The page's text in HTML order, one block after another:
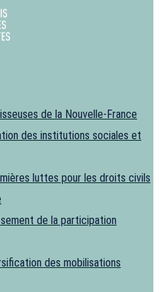
de la Nouvelle-France
des institutions sociales et
luttes pour les droits civils
de la participation
des mobilisations